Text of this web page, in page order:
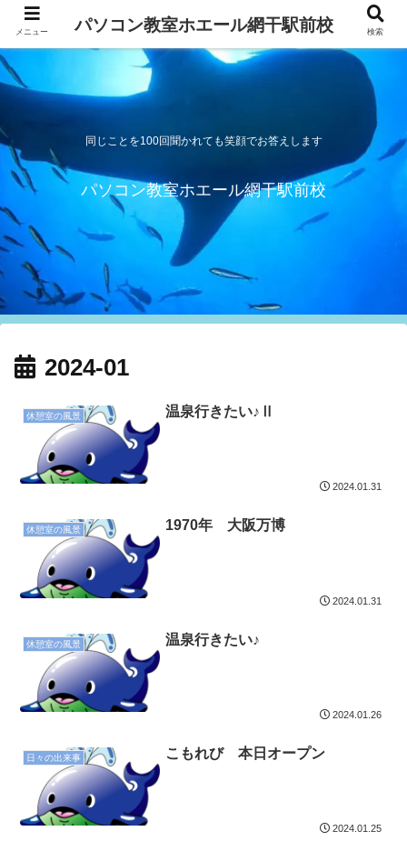
同じことを100回聞かれても笑顔でお答えします
パソコン教室ホエール網干駅前校
2024-01
休憩室の風景 温泉行きたい♪Ⅱ
2024.01.31
休憩室の風景 1970年 大阪万博
2024.01.31
休憩室の風景 温泉行きたい♪
2024.01.26
日々の出来事 こもれび 本日オープン
2024.01.25
メニュー パソコン教室ホエール網干駅前校 検索